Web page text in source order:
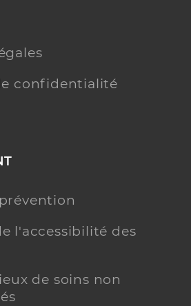
confidentialité
l'accessibilité des
de soins non